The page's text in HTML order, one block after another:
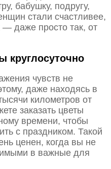
бабушку, подругу,
стали счастливее,
— даже просто так, от
круглосуточно
чувств не
даже находясь в
километров от
заказать цветы
времени, чтобы
с праздником. Такой
ценен, когда вы не
в важные для